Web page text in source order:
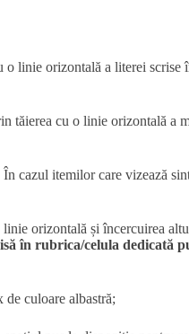
linie orizontală a literei scrise
tăierea cu o linie orizontală a
cazul itemilor care vizează
orizontală și încercuirea
în rubrica/celula dedicată
culoare albastră;